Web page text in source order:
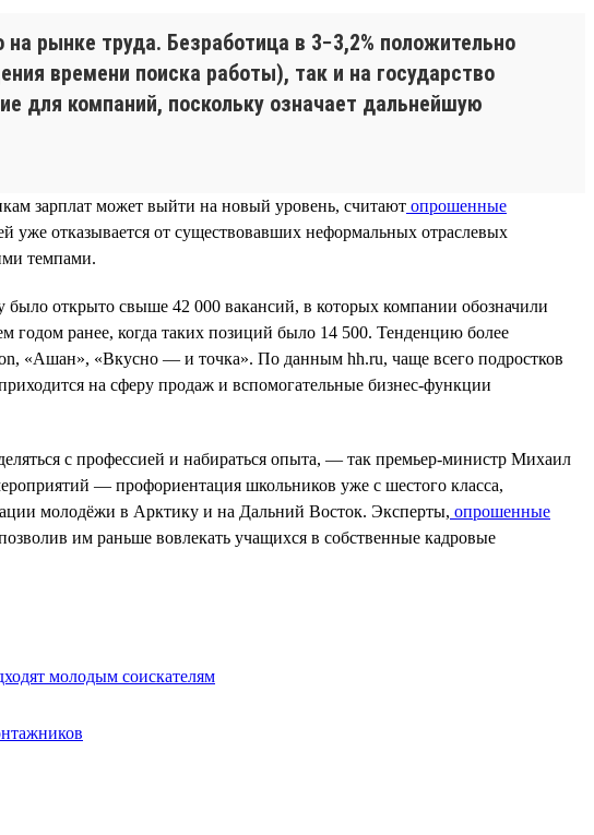
рынке труда. Безработица в 3−3,2% положительно
времени поиска работы), так и на государство
для компаний, поскольку означает дальнейшую
зарплат может выйти на новый уровень, считают опрошенные
уже отказывается от существовавших неформальных отраслевых
темпами.
было открыто свыше 42 000 вакансий, в которых компании обозначили
годом ранее, когда таких позиций было 14 500. Тенденцию более
«Ашан», «Вкусно — и точка». По данным hh.ru, чаще всего подростков
на сферу продаж и вспомогательные бизнес-функции
с профессией и набираться опыта, — так премьер-министр Михаил
— профориентация школьников уже с шестого класса,
молодёжи в Арктику и на Дальний Восток. Эксперты, опрошенные
им раньше вовлекать учащихся в собственные кадровые
молодым соискателям